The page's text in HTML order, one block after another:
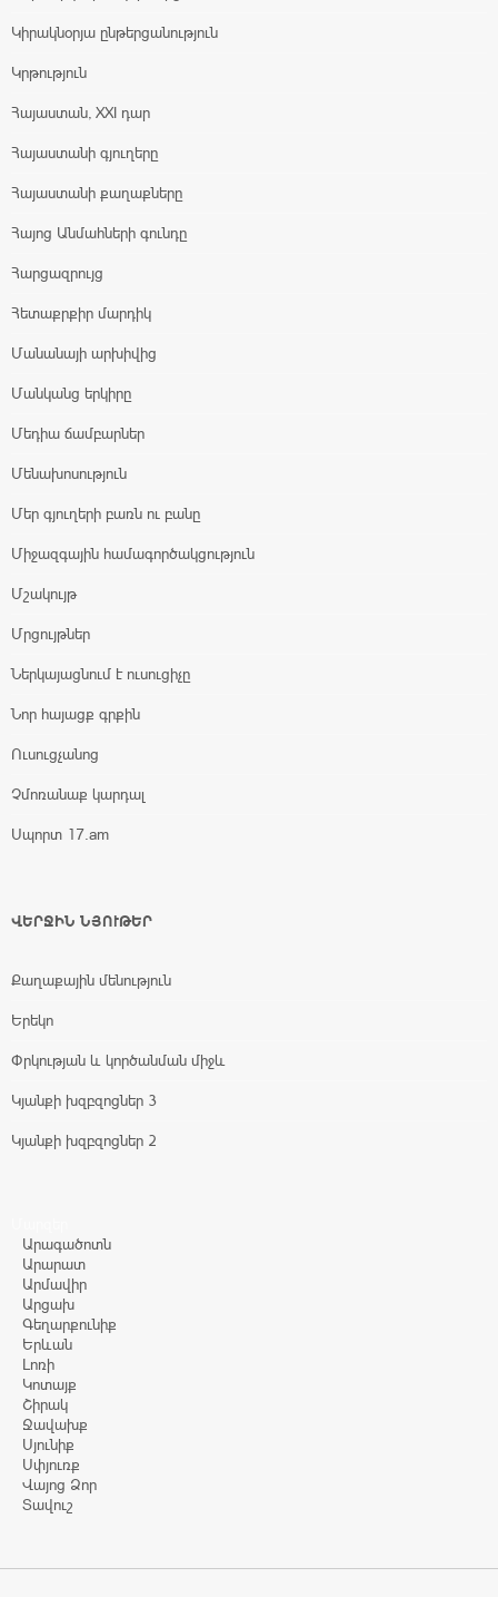
Կիրակնօրյա ընթերցանություն
Կրթություն
Հայաստան, XXI դար
Հայաստանի գյուղերը
Հայաստանի քաղաքները
Հայոց Անմահների գունդը
Հարցազրույց
Հետաքրքիր մարդիկ
Մանանայի արխիվից
Մանկանց երկիրը
Մեդիա ճամբարներ
Մենախոսություն
Մեր գյուղերի բառն ու բանը
Միջազգային համագործակցություն
Մշակույթ
Մրցույթներ
Ներկայացնում է ուսուցիչը
Նոր հայացք գրքին
Ուսուցչանոց
Չմոռանաք կարդալ
Սպորտ 17.am
ՎԵՐՋԻՆ ՆՅՈՒԹԵՐ
Քաղաքային մենություն
Երեկո
Փրկության և կործանման միջև
Կյանքի խզբզոցներ 3
Կյանքի խզբզոցներ 2
Արագածոտն
Արարատ
Արմավիր
Արցախ
Գեղարքունիք
Երևան
Լոռի
Կոտայք
Շիրակ
Ջավախք
Սյունիք
Սփյուռք
Վայոց Ձոր
Տավուշ